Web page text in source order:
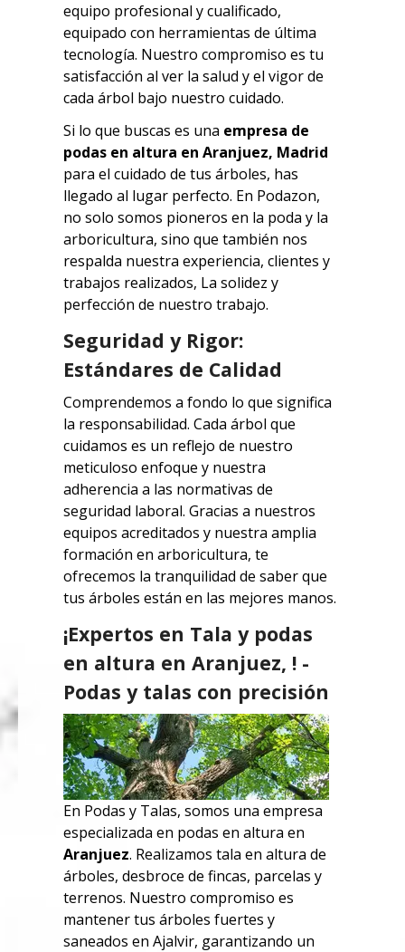
equipo profesional y cualificado,
equipado con herramientas de última
tecnología. Nuestro compromiso es tu
satisfacción al ver la salud y el vigor de
cada árbol bajo nuestro cuidado.
Si lo que buscas es una empresa de
podas en altura en Aranjuez, Madrid
para el cuidado de tus árboles, has
llegado al lugar perfecto. En Podazon,
no solo somos pioneros en la poda y la
arboricultura, sino que también nos
respalda nuestra experiencia, clientes y
trabajos realizados, La solidez y
perfección de nuestro trabajo.
Seguridad y Rigor:
Estándares de Calidad
Comprendemos a fondo lo que significa
la responsabilidad. Cada árbol que
cuidamos es un reflejo de nuestro
meticuloso enfoque y nuestra
adherencia a las normativas de
seguridad laboral. Gracias a nuestros
equipos acreditados y nuestra amplia
formación en arboricultura, te
ofrecemos la tranquilidad de saber que
tus árboles están en las mejores manos.
¡Expertos en Tala y podas
en altura en Aranjuez, ! -
Podas y talas con precisión
En Podas y Talas, somos una empresa
especializada en podas en altura en
Aranjuez. Realizamos tala en altura de
árboles, desbroce de fincas, parcelas y
terrenos. Nuestro compromiso es
mantener tus árboles fuertes y
saneados en Ajalvir, garantizando un